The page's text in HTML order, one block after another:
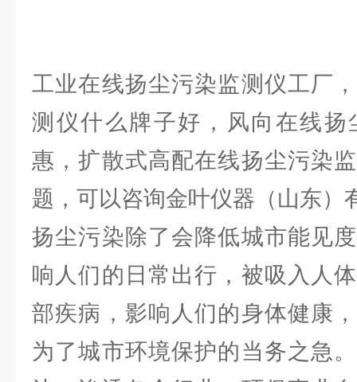
工业在线扬尘污染监测仪工厂
测仪什么牌子好，风向在线扬
惠，扩散式高配在线扬尘污染
题，可以咨询金叶仪器（山东）
扬尘污染除了会降低城市能见
响人们的日常出行，被吸入人
部疾病，影响人们的身体健康
为了城市环境保护的当务之急